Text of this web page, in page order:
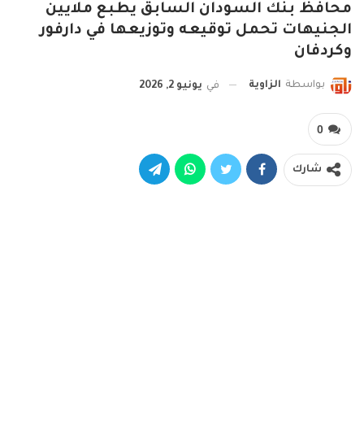
محافظ بنك السودان السابق يطبع ملايين
الجنيهات تحمل توقيعه وتوزيعها في دارفور
وكردفان
بواسطة الزاوية في يونيو 2, 2026
0
شارك